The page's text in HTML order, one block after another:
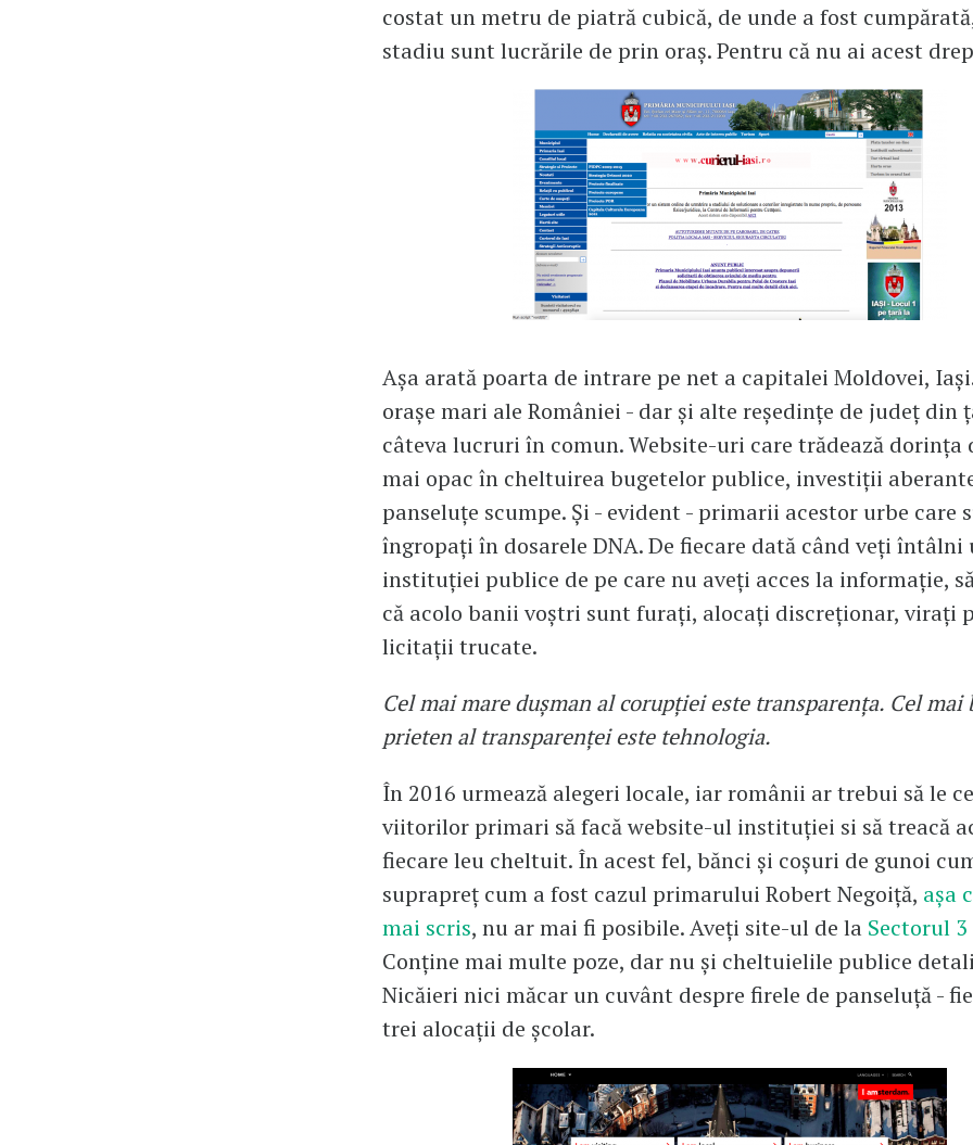
costat un metru de piatră cubică, de unde a fost
stadiu sunt lucrările de prin oraș. Pentru că nu ai acest
Așa arată poarta de intrare pe net a capitalei Moldovei,
orașe mari ale României - dar și alte reședințe de județ din
câteva lucruri în comun. Website-uri care trădează dorința
mai opac în cheltuirea bugetelor publice, investiții
panseluțe scumpe. Și - evident - primarii acestor urbe care
îngropați în dosarele DNA. De fiecare dată când veți întâlni
instituției publice de pe care nu aveți acces la informație,
că acolo banii voștri sunt furați, alocați discreționar, virați
licitații trucate.
Cel mai mare dușman al corupției este transparența. Cel mai
prieten al transparenței este tehnologia.
În 2016 urmează alegeri locale, iar românii ar trebui să le
viitorilor primari să facă website-ul instituției si să treacă
fiecare leu cheltuit. În acest fel, bănci și coșuri de gunoi
suprapreț cum a fost cazul primarului Robert Negoiță, așa
mai scris, nu ar mai fi posibile. Aveți site-ul de la Sectorul
Conține mai multe poze, dar nu și cheltuielile publice
Nicăieri nici măcar un cuvânt despre firele de panseluță -
trei alocații de școlar.